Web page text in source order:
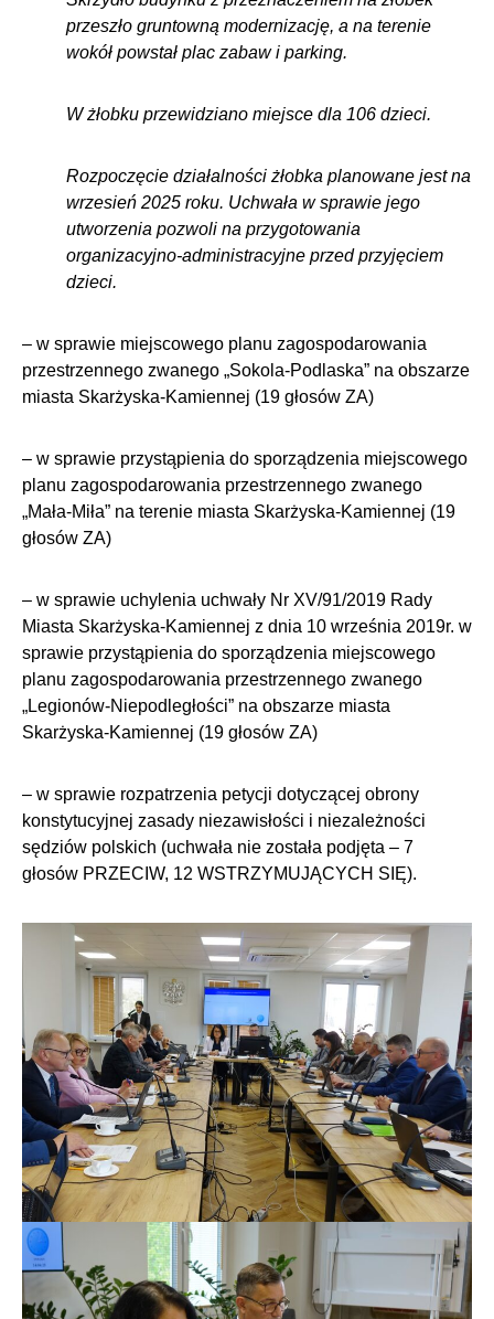
przeszło gruntowną modernizację, a na terenie
wokół powstał plac zabaw i parking.
W żłobku przewidziano miejsce dla 106 dzieci.
Rozpoczęcie działalności żłobka planowane jest na
wrzesień 2025 roku. Uchwała w sprawie jego
utworzenia pozwoli na przygotowania
organizacyjno-administracyjne przed przyjęciem
dzieci.
– w sprawie miejscowego planu zagospodarowania
przestrzennego zwanego „Sokola-Podlaska” na obszarze
miasta Skarżyska-Kamiennej (19 głosów ZA)
– w sprawie przystąpienia do sporządzenia miejscowego
planu zagospodarowania przestrzennego zwanego
„Mała-Miła” na terenie miasta Skarżyska-Kamiennej (19
głosów ZA)
– w sprawie uchylenia uchwały Nr XV/91/2019 Rady
Miasta Skarżyska-Kamiennej z dnia 10 września 2019r. w
sprawie przystąpienia do sporządzenia miejscowego
planu zagospodarowania przestrzennego zwanego
„Legionów-Niepodległości” na obszarze miasta
Skarżyska-Kamiennej (19 głosów ZA)
– w sprawie rozpatrzenia petycji dotyczącej obrony
konstytucyjnej zasady niezawisłości i niezależności
sędziów polskich (uchwała nie została podjęta – 7
głosów PRZECIW, 12 WSTRZYMUJĄCYCH SIĘ).